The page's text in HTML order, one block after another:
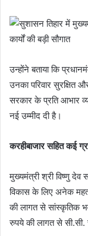
उन्होंने बताया कि
उनका परिवार सुरक्षित
सरकार के प्रति आभार
नई उम्मीद दी है।
करहीबाजार सहित कई
मुख्यमंत्री श्री विष्णु देव
विकास के लिए अनेक
की लागत से सांस्कृतिक
रुपये की लागत से सी.सी.